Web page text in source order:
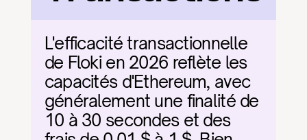
L'efficacité transactionnelle
de Floki en 2026 reflète les
capacités d'Ethereum, avec
généralement une finalité de
10 à 30 secondes et des